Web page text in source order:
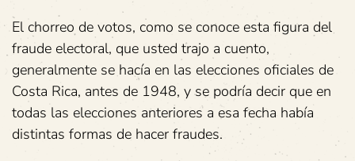
El chorreo de votos, como se conoce esta figura del
fraude electoral, que usted trajo a cuento,
generalmente se hacía en las elecciones oficiales de
Costa Rica, antes de 1948, y se podría decir que en
todas las elecciones anteriores a esa fecha había
distintas formas de hacer fraudes.